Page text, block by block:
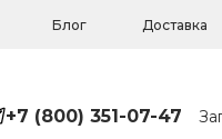
Блог Доставка
+7 (800) 351-07-47